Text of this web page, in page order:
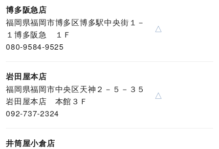
博多阪急店
福岡県福岡市博多区博多駅中央街１－
１博多阪急 １Ｆ
080-9584-9525
△
岩田屋本店
福岡県福岡市中央区天神２－５－３５
岩田屋本店 本館３Ｆ
092-737-2324
△
井筒屋小倉店